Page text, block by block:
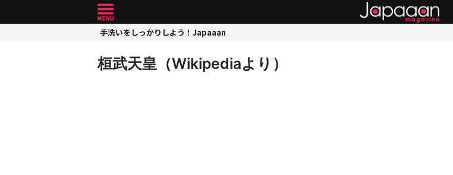
手洗いをしっかりしよう！Japaaan
桓武天皇（Wikipediaより）